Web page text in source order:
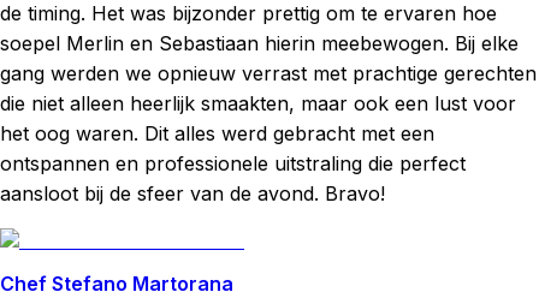
de timing. Het was bijzonder prettig om te ervaren hoe
soepel Merlin en Sebastiaan hierin meebewogen. Bij elke
gang werden we opnieuw verrast met prachtige gerechten
die niet alleen heerlijk smaakten, maar ook een lust voor
het oog waren. Dit alles werd gebracht met een
ontspannen en professionele uitstraling die perfect
aansloot bij de sfeer van de avond. Bravo!
Chef Stefano Martorana